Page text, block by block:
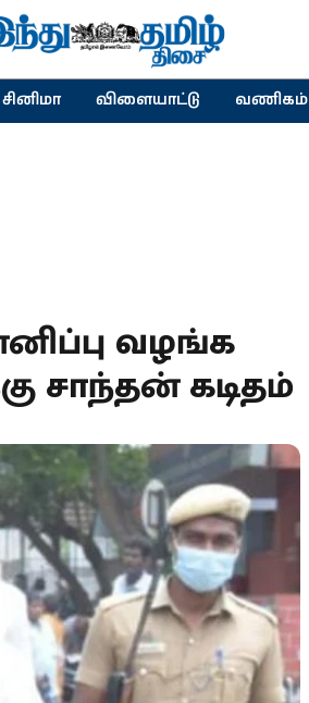
சினிமா விளையாட்டு வணிகம்
வழங்க
சாந்தன் கடிதம்